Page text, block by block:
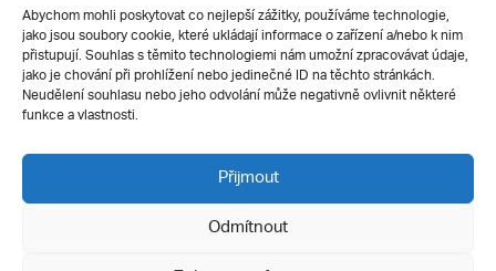
Abychom mohli poskytovat co nejlepší zážitky, používáme technologie,
jako jsou soubory cookie, které ukládají informace o zařízení a/nebo k nim
přistupují. Souhlas s těmito technologiemi nám umožní zpracovávat údaje,
jako je chování při prohlížení nebo jedinečné ID na těchto stránkách.
Neudělení souhlasu nebo jeho odvolání může negativně ovlivnit některé
funkce a vlastnosti.
Přijmout
Odmítnout
Silverius
Pro uchazeče
Přijímací řízení
E-prihlaska
Přípravné kurzy
Ochrana soukromí